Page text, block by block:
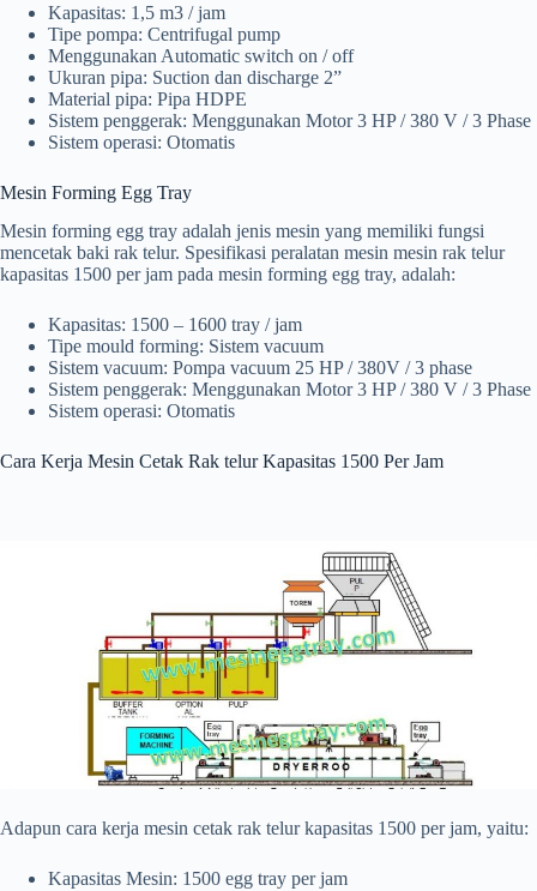
Kapasitas: 1,5 m3 / jam
Tipe pompa: Centrifugal pump
Menggunakan Automatic switch on / off
Ukuran pipa: Suction dan discharge 2”
Material pipa: Pipa HDPE
Sistem penggerak: Menggunakan Motor 3 HP / 380 V / 3 Phase
Sistem operasi: Otomatis
Mesin Forming Egg Tray
Mesin forming egg tray adalah jenis mesin yang memiliki fungsi
mencetak baki rak telur. Spesifikasi peralatan mesin mesin rak telur
kapasitas 1500 per jam pada mesin forming egg tray, adalah:
Kapasitas: 1500 – 1600 tray / jam
Tipe mould forming: Sistem vacuum
Sistem vacuum: Pompa vacuum 25 HP / 380V / 3 phase
Sistem penggerak: Menggunakan Motor 3 HP / 380 V / 3 Phase
Sistem operasi: Otomatis
Cara Kerja Mesin Cetak Rak telur Kapasitas 1500 Per Jam
Adapun cara kerja mesin cetak rak telur kapasitas 1500 per jam, yaitu:
Kapasitas Mesin: 1500 egg tray per jam